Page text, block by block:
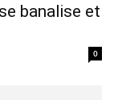
banalise et
0